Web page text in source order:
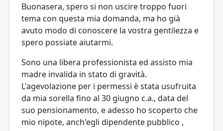
Buonasera, spero si non uscire troppo fuori
tema con questa mia domanda, ma ho già
avuto modo di conoscere la vostra gentilezza e
spero possiate aiutarmi.
Sono una libera professionista ed assisto mia
madre invalida in stato di gravità.
L'agevolazione per i permessi è stata usufruita
da mia sorella fino al 30 giugno c.a., data del
suo pensionamento, e adesso ho scoperto che
mio nipote, anch'egli dipendente pubblico ,